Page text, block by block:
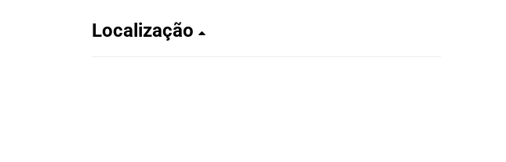
Localização